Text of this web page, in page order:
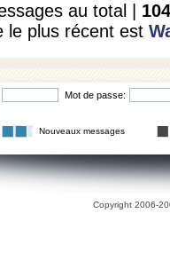
au total | 104
le plus récent est
Mot de passe:
Nouveaux messages
Copyright 2006-